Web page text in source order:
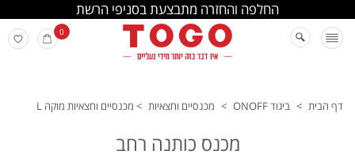
החלפה והחזרה מתבצעת בסניפי הרשת
0
דף הבית > ביגוד ONOFF > מכנסיים וחצאיות > מכנסיים וחצאיות מוקה L
מכנס כותנה רחב